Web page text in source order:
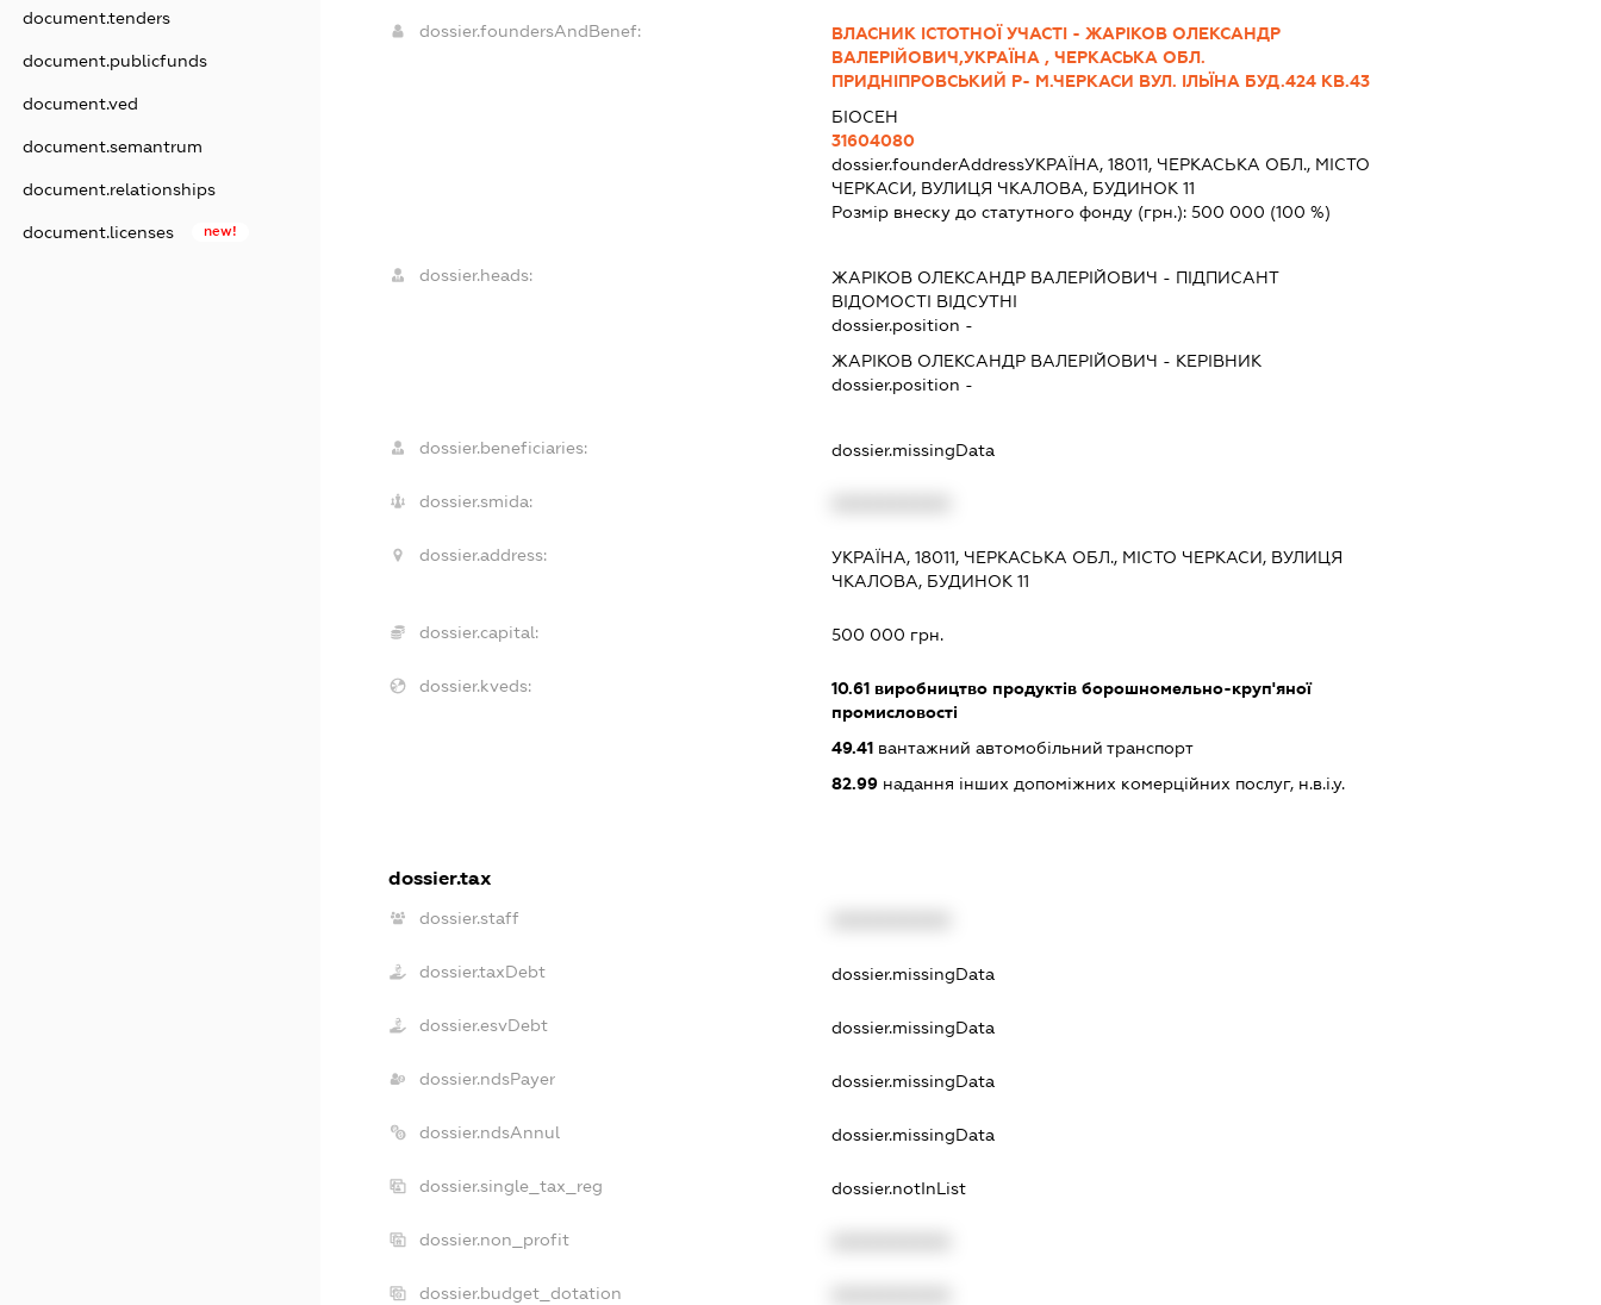
document.tenders
document.publicfunds
document.ved
document.semantrum
document.relationships
document.licenses new!
dossier.foundersAndBenef:
ВЛАСНИК ІСТОТНОЇ УЧАСТІ - ЖАРІКОВ ОЛЕКСАНДР
ВАЛЕРІЙОВИЧ,УКРАЇНА , ЧЕРКАСЬКА ОБЛ.
ПРИДНІПРОВСЬКИЙ Р- М.ЧЕРКАСИ ВУЛ. ІЛЬЇНА БУД.424 КВ.43
БІОСЕН
31604080
dossier.founderAddressУКРАЇНА, 18011, ЧЕРКАСЬКА ОБЛ., МІСТО
ЧЕРКАСИ, ВУЛИЦЯ ЧКАЛОВА, БУДИНОК 11
Розмір внеску до статутного фонду (грн.): 500 000 (100 %)
dossier.heads: ЖАРІКОВ ОЛЕКСАНДР ВАЛЕРІЙОВИЧ - ПІДПИСАНТ
ВІДОМОСТІ ВІДСУТНІ
dossier.position -
ЖАРІКОВ ОЛЕКСАНДР ВАЛЕРІЙОВИЧ - КЕРІВНИК
dossier.position -
dossier.beneficiaries: dossier.missingData
dossier.smida:
dossier.address:
УКРАЇНА, 18011, ЧЕРКАСЬКА ОБЛ., МІСТО ЧЕРКАСИ, ВУЛИЦЯ
ЧКАЛОВА, БУДИНОК 11
dossier.capital: 500 000 грн.
dossier.kveds: 10.61виробництво продуктів борошномельно-круп'яної
промисловості
49.41вантажний автомобільний транспорт
82.99надання інших допоміжних комерційних послуг, н.в.і.у.
dossier.tax
dossier.staff
dossier.taxDebt dossier.missingData
dossier.esvDebt dossier.missingData
dossier.ndsPayer dossier.missingData
dossier.ndsAnnul dossier.missingData
dossier.single_tax_reg dossier.notInList
dossier.non_profit
dossier.budget_dotation